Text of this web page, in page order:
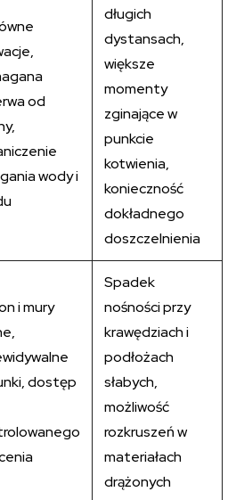
od
wody i
długich
dystansach,
większe
momenty
zginające w
punkcie
kotwienia,
konieczność
dokładnego
doszczelnienia
i mury
dostęp
Spadek
nośności przy
krawędziach i
podłożach
słabych,
możliwość
rozkruszeń w
materiałach
drążonych